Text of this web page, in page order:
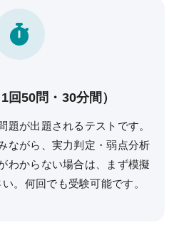
回50問・30分間）
題が出題されるテストです。
ながら、実力判定・弱点分析
わからない場合は、まず模擬
。何回でも受験可能です。